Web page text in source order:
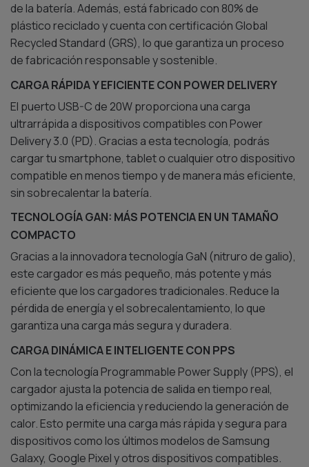
de la batería. Además, está fabricado con 80% de
plástico reciclado y cuenta con certificación Global
Recycled Standard (GRS), lo que garantiza un proceso
de fabricación responsable y sostenible.
CARGA RÁPIDA Y EFICIENTE CON POWER DELIVERY
El puerto USB-C de 20W proporciona una carga
ultrarrápida a dispositivos compatibles con Power
Delivery 3.0 (PD). Gracias a esta tecnología, podrás
cargar tu smartphone, tablet o cualquier otro dispositivo
compatible en menos tiempo y de manera más eficiente,
sin sobrecalentar la batería.
TECNOLOGÍA GAN: MÁS POTENCIA EN UN TAMAÑO
COMPACTO
Gracias a la innovadora tecnología GaN (nitruro de galio),
este cargador es más pequeño, más potente y más
eficiente que los cargadores tradicionales. Reduce la
pérdida de energía y el sobrecalentamiento, lo que
garantiza una carga más segura y duradera.
CARGA DINÁMICA E INTELIGENTE CON PPS
Con la tecnología Programmable Power Supply (PPS), el
cargador ajusta la potencia de salida en tiempo real,
optimizando la eficiencia y reduciendo la generación de
calor. Esto permite una carga más rápida y segura para
dispositivos como los últimos modelos de Samsung
Galaxy, Google Pixel y otros dispositivos compatibles.